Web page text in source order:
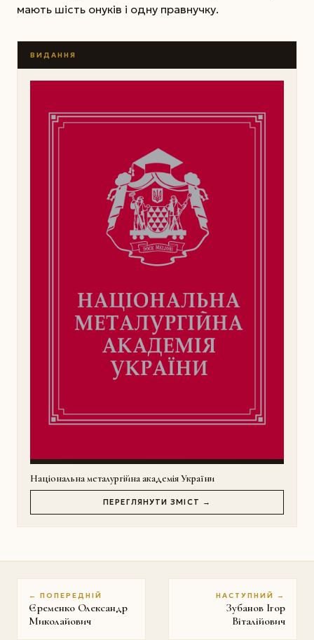
мають шість онуків і одну правнучку.
ВИДАННЯ
Національна металургійна академія України
ПЕРЕГЛЯНУТИ ЗМІСТ →
← ПОПЕРЕДНІЙ
Єременко Олександр
Миколайович
НАСТУПНИЙ →
Зубанов Ігор
Віталійович